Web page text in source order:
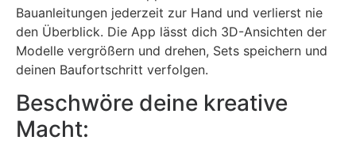
Bauanleitungen jederzeit zur Hand und verlierst nie
den Überblick. Die App lässt dich 3D-Ansichten der
Modelle vergrößern und drehen, Sets speichern und
deinen Baufortschritt verfolgen.
Beschwöre deine kreative
Macht: